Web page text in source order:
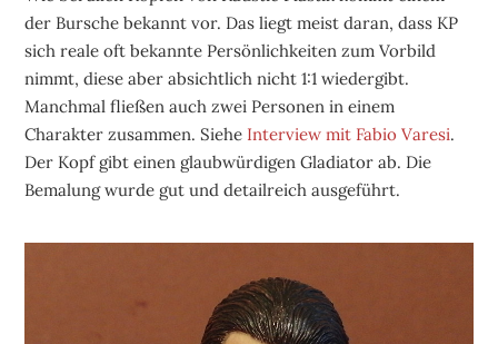
der Bursche bekannt vor. Das liegt meist daran, dass KP
sich reale oft bekannte Persönlichkeiten zum Vorbild
nimmt, diese aber absichtlich nicht 1:1 wiedergibt.
Manchmal fließen auch zwei Personen in einem
Charakter zusammen. Siehe Interview mit Fabio Varesi.
Der Kopf gibt einen glaubwürdigen Gladiator ab. Die
Bemalung wurde gut und detailreich ausgeführt.